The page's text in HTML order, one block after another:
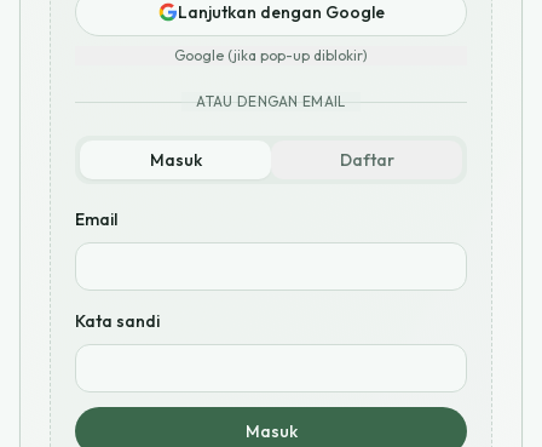
Lanjutkan dengan Google
Google (jika pop-up diblokir)
ATAU DENGAN EMAIL
Masuk Daftar
Email
Kata sandi
Masuk